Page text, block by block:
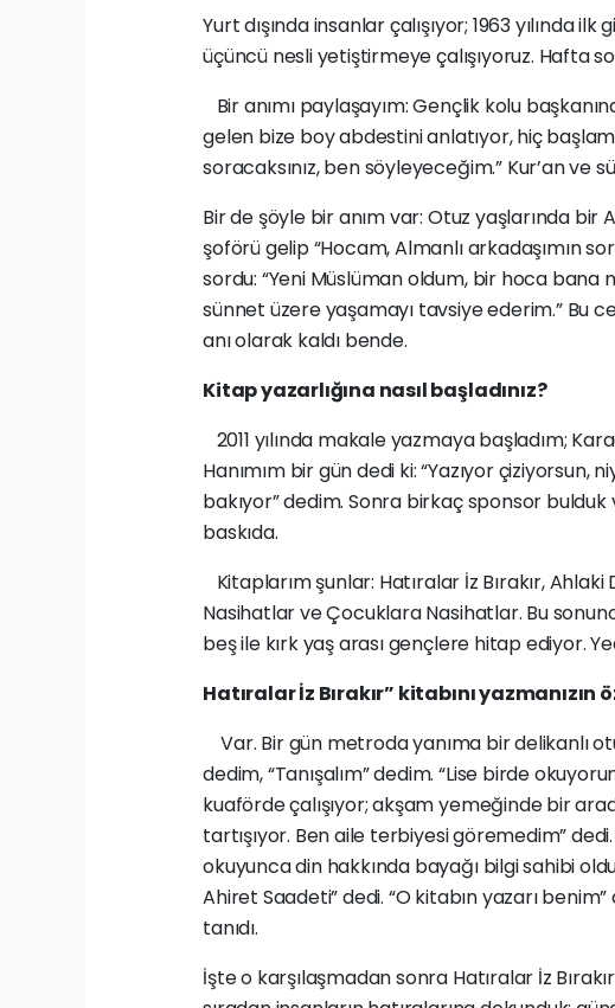
Yurt dışında insanlar çalışıyor; 1963 yılında
üçüncü nesli yetiştirmeye çalışıyoruz. Hafta
Bir anımı paylaşayım: Gençlik kolu
gelen bize boy abdestini anlatıyor, hiç
soracaksınız, ben söyleyeceğim.” Kur’an ve
Bir de şöyle bir anım var: Otuz yaşlarında bir
şoförü gelip “Hocam, Almanlı arkadaşımın
sordu: “Yeni Müslüman oldum, bir hoca bana
sünnet üzere yaşamayı tavsiye ederim.” Bu
anı olarak kaldı bende.
Kitap yazarlığına nasıl başladınız?
2011 yılında makale yazmaya başladım;
Hanımım bir gün dedi ki: “Yazıyor çiziyorsun,
bakıyor” dedim. Sonra birkaç sponsor bulduk
baskıda.
Kitaplarım şunlar: Hatıralar İz Bırakır,
Nasihatlar ve Çocuklara Nasihatlar. Bu
beş ile kırk yaş arası gençlere hitap ediyor.
Hatıralar İz Bırakır” kitabını yazmanızın
Var. Bir gün metroda yanıma bir delikanlı
dedim, “Tanışalım” dedim. “Lise birde
kuaförde çalışıyor; akşam yemeğinde bir
tartışıyor. Ben aile terbiyesi göremedim”
okuyunca din hakkında bayağı bilgi sahibi
Ahiret Saadeti” dedi. “O kitabın yazarı
tanıdı.
İşte o karşılaşmadan sonra Hatıralar İz